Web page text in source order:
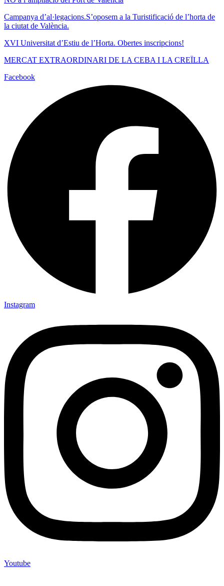
Campanya d’al·legacions.S’oposem a la Turistificació de l’horta de
la ciutat de València.
XVI Universitat d’Estiu de l’Horta. Obertes inscripcions!
MERCAT EXTRAORDINARI DE LA CEBA I LA CREÏLLA
Facebook
Instagram
Youtube